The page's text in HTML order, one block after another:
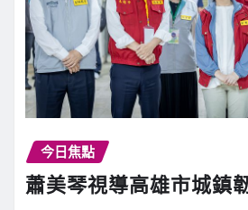
今日焦點
蕭美琴視導高雄市城鎮